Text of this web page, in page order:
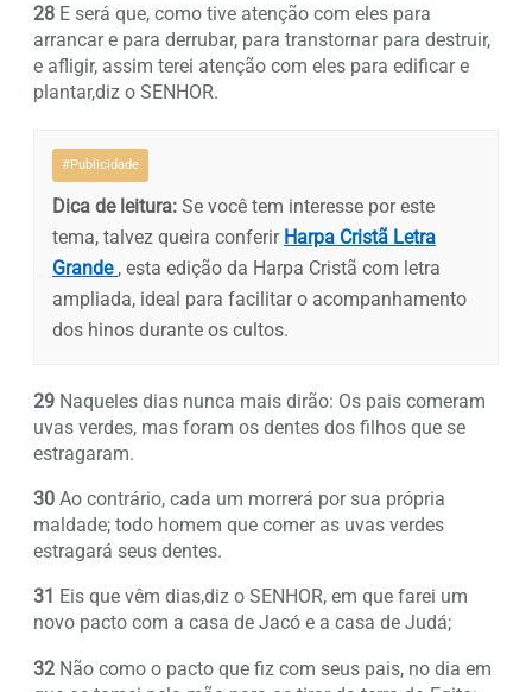
28 E será que, como tive atenção com eles para
arrancar e para derrubar, para transtornar para destruir,
e afligir, assim terei atenção com eles para edificar e
plantar,diz o SENHOR.
#Publicidade
Dica de leitura: Se você tem interesse por este
tema, talvez queira conferir Harpa Cristã Letra
Grande , esta edição da Harpa Cristã com letra
ampliada, ideal para facilitar o acompanhamento
dos hinos durante os cultos.
29 Naqueles dias nunca mais dirão: Os pais comeram
uvas verdes, mas foram os dentes dos filhos que se
estragaram.
30 Ao contrário, cada um morrerá por sua própria
maldade; todo homem que comer as uvas verdes
estragará seus dentes.
31 Eis que vêm dias,diz o SENHOR, em que farei um
novo pacto com a casa de Jacó e a casa de Judá;
32 Não como o pacto que fiz com seus pais, no dia em